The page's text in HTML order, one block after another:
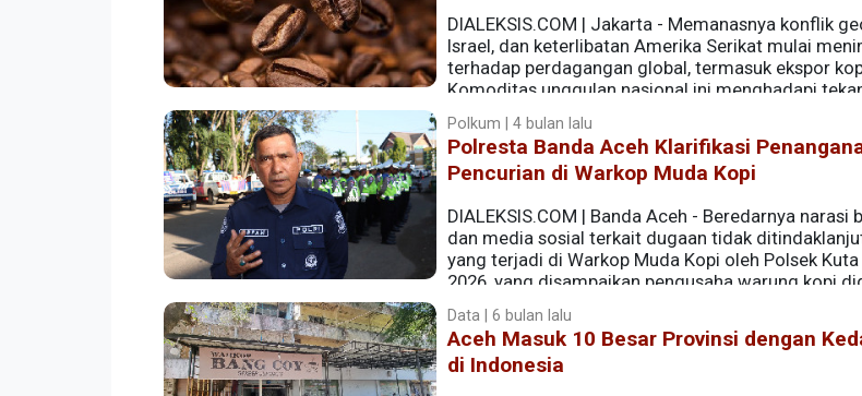
DIALEKSIS.COM | Jakarta - Memanasnya konflik
Israel, dan keterlibatan Amerika Serikat mulai
terhadap perdagangan global, termasuk ekspor
Komoditas unggulan nasional ini menghadapi
gangguan jalur logistik, fluktuasi harga energi, serta ketidakpastian pasar internasional.
Polkum | 4 bulan lalu
Polresta Banda Aceh Klarifikasi
Pencurian di Warkop Muda Kopi
DIALEKSIS.COM | Banda Aceh - Beredarnya
dan media sosial terkait dugaan tidak
yang terjadi di Warkop Muda Kopi oleh Polsek
2026, yang disampaikan pengusaha warung kopi
hukumnya serta telah melaporkan persoalan tidak profesional polisi kepada Divisi
(Propam) Polri, maka Polresta Banda Aceh melakukan klarifikasi.
Data | 6 bulan lalu
Aceh Masuk 10 Besar Provinsi dengan
di Indonesia